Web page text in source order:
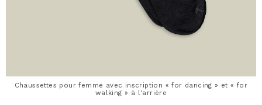
Chaussettes pour femme avec inscription « for dancing » et « for
walking » à l'arrière